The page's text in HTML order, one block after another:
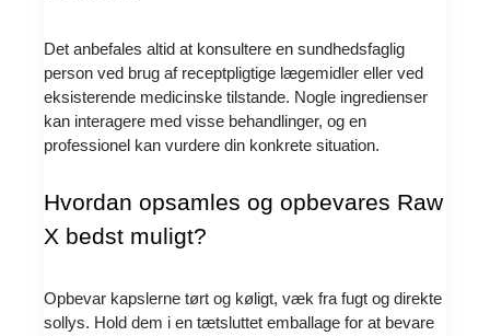
Det anbefales altid at konsultere en sundhedsfaglig
person ved brug af receptpligtige lægemidler eller ved
eksisterende medicinske tilstande. Nogle ingredienser
kan interagere med visse behandlinger, og en
professionel kan vurdere din konkrete situation.
Hvordan opsamles og opbevares Raw
X bedst muligt?
Opbevar kapslerne tørt og køligt, væk fra fugt og direkte
sollys. Hold dem i en tætsluttet emballage for at bevare